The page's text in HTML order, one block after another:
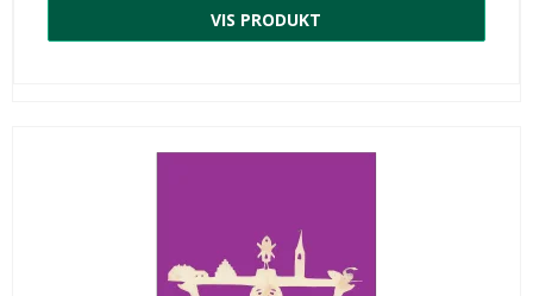
VIS PRODUKT